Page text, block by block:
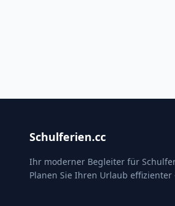
Schulferien.cc
Ihr moderner Begleiter für
Planen Sie Ihren Urlaub